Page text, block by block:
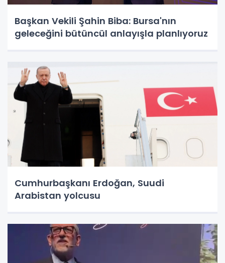
Başkan Vekili Şahin Biba: Bursa'nın
geleceğini bütüncül anlayışla planlıyoruz
Cumhurbaşkanı Erdoğan, Suudi
Arabistan yolcusu